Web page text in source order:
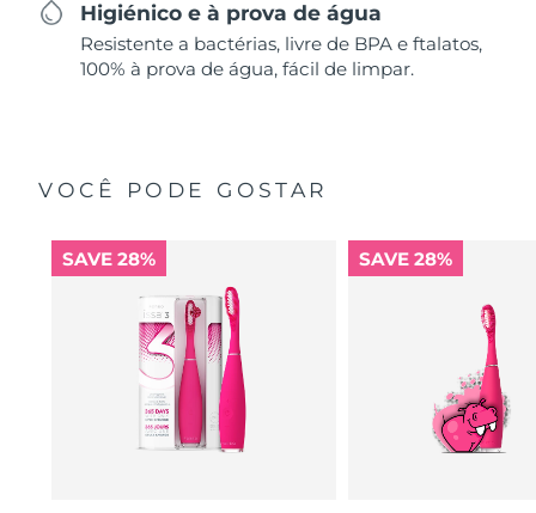
Higiénico e à prova de água
Resistente a bactérias, livre de BPA e ftalatos,
100% à prova de água, fácil de limpar.
VOCÊ PODE GOSTAR
SAVE 28% SAVE 28%